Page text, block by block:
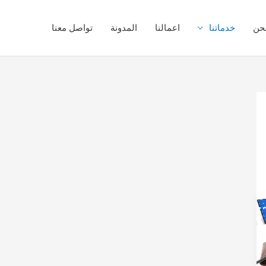
خدماتنا اعمالنا المدونة تواصل معنا